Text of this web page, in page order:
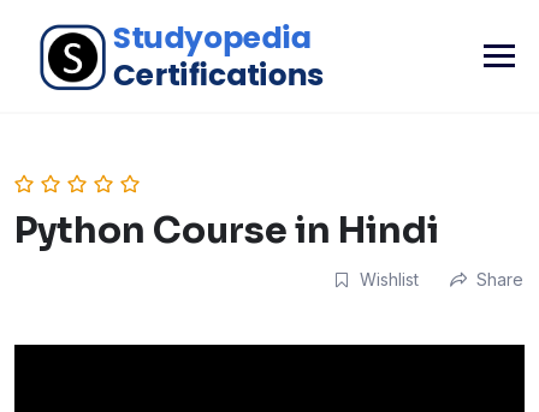
Python Course in Hindi
Wishlist Share